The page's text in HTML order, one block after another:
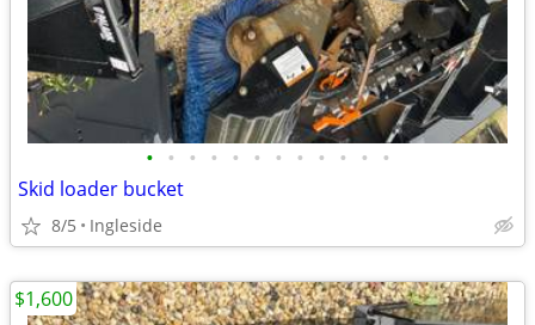
• • • • • • • • • • • •
Skid loader bucket
8/5 Ingleside
$1,600